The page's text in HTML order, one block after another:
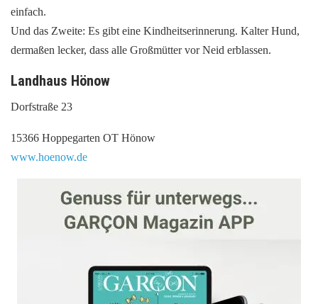
einfach.
Und das Zweite: Es gibt eine Kindheitserinnerung. Kalter Hund,
dermaßen lecker, dass alle Großmütter vor Neid erblassen.
Landhaus Hönow
Dorfstraße 23
15366 Hoppegarten OT Hönow
www.hoenow.de